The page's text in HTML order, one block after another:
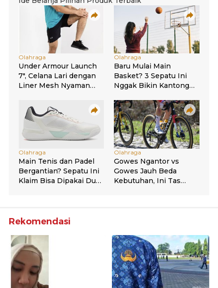
Rekomendasi